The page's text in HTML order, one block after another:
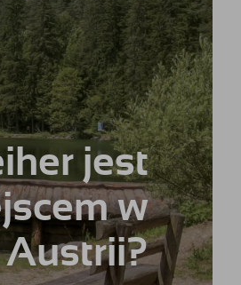
jest
w
Austrii?